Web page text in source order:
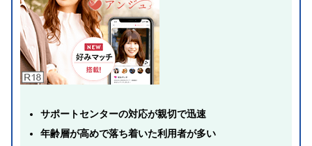
サポートセンターの対応が親切で迅速
年齢層が高めで落ち着いた利用者が多い